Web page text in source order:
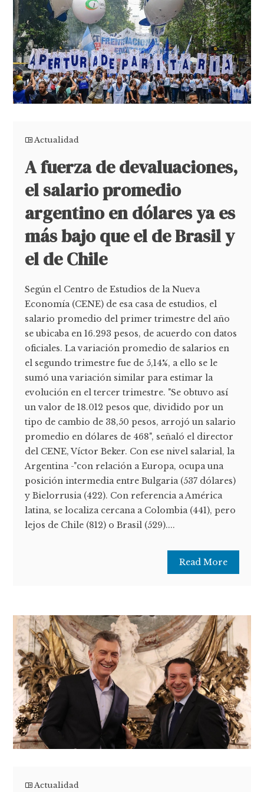
Actualidad
A fuerza de devaluaciones,
el salario promedio
argentino en dólares ya es
más bajo que el de Brasil y
el de Chile
Según el Centro de Estudios de la Nueva
Economía (CENE) de esa casa de estudios, el
salario promedio del primer trimestre del año
se ubicaba en 16.293 pesos, de acuerdo con datos
oficiales. La variación promedio de salarios en
el segundo trimestre fue de 5,14%, a ello se le
sumó una variación similar para estimar la
evolución en el tercer trimestre. "Se obtuvo así
un valor de 18.012 pesos que, dividido por un
tipo de cambio de 38,50 pesos, arrojó un salario
promedio en dólares de 468", señaló el director
del CENE, Víctor Beker. Con ese nivel salarial, la
Argentina -"con relación a Europa, ocupa una
posición intermedia entre Bulgaria (537 dólares)
y Bielorrusia (422). Con referencia a América
latina, se localiza cercana a Colombia (441), pero
lejos de Chile (812) o Brasil (529)....
Read More
Actualidad